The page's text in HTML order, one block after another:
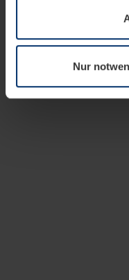
wenn diese für den
notwendig sind. Für
wir Ihre Erlaubnis.
widerrufen.
Nur